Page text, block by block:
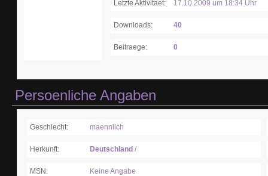
Letzte Aktivitaet: 17.10.2009 um 18:34 Uhr
Downloads: 40
Beitraege: 0
Persoenliche Angaben
Geschlecht: maennlich
Herkunft: Deutschland /
MSN: Keine Angabe